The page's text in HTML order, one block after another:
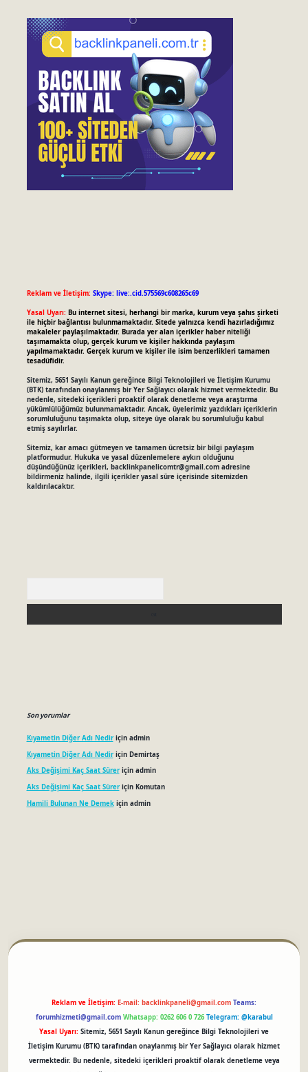
Reklam ve İletişim: Skype: live:.cid.575569c608265c69
Yasal Uyarı: Bu internet sitesi, herhangi bir marka, kurum veya şahıs şirketi
ile hiçbir bağlantısı bulunmamaktadır. Sitede yalnızca kendi hazırladığımız
makaleler paylaşılmaktadır. Burada yer alan içerikler haber niteliği
taşımamakta olup, gerçek kurum ve kişiler hakkında paylaşım
yapılmamaktadır. Gerçek kurum ve kişiler ile isim benzerlikleri tamamen
tesadüfidir.
Sitemiz, 5651 Sayılı Kanun gereğince Bilgi Teknolojileri ve İletişim Kurumu
(BTK) tarafından onaylanmış bir Yer Sağlayıcı olarak hizmet vermektedir. Bu
nedenle, sitedeki içerikleri proaktif olarak denetleme veya araştırma
yükümlülüğümüz bulunmamaktadır. Ancak, üyelerimiz yazdıkları içeriklerin
sorumluluğunu taşımakta olup, siteye üye olarak bu sorumluluğu kabul
etmiş sayılırlar.
Sitemiz, kar amacı gütmeyen ve tamamen ücretsiz bir bilgi paylaşım
platformudur. Hukuka ve yasal düzenlemelere aykırı olduğunu
düşündüğünüz içerikleri, backlinkpanelicomtr@gmail.comadresine
bildirmeniz halinde, ilgili içerikler yasal süre içerisinde sitemizden
kaldırılacaktır.
Son yorumlar
Kıyametin Diğer Adı Nediriçin admin
Kıyametin Diğer Adı Nediriçin Demirtaş
Aks Değişimi Kaç Saat Süreriçin admin
Aks Değişimi Kaç Saat Süreriçin Komutan
Hamili Bulunan Ne Demekiçin admin
Reklam ve İletişim: E-mail: backlinkpaneli@gmail.com Teams:
forumhizmeti@gmail.com Whatsapp: 0262 606 0 726 Telegram: @karabul
Yasal Uyarı: Sitemiz, 5651 Sayılı Kanun gereğince Bilgi Teknolojileri ve
İletişim Kurumu (BTK) tarafından onaylanmış bir Yer Sağlayıcı olarak hizmet
vermektedir. Bu nedenle, sitedeki içerikleri proaktif olarak denetleme veya